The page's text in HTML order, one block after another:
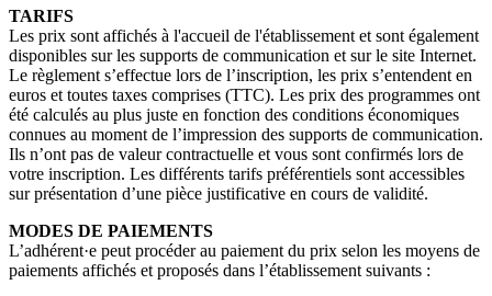
TARIFS
Les prix sont affichés à l'accueil de l'établissement et sont également
disponibles sur les supports de communication et sur le site Internet.
Le règlement s’effectue lors de l’inscription, les prix s’entendent en
euros et toutes taxes comprises (TTC). Les prix des programmes ont
été calculés au plus juste en fonction des conditions économiques
connues au moment de l’impression des supports de communication.
Ils n’ont pas de valeur contractuelle et vous sont confirmés lors de
votre inscription. Les différents tarifs préférentiels sont accessibles
sur présentation d’une pièce justificative en cours de validité.
MODES DE PAIEMENTS
L’adhérent·e peut procéder au paiement du prix selon les moyens de
paiements affichés et proposés dans l’établissement suivants :